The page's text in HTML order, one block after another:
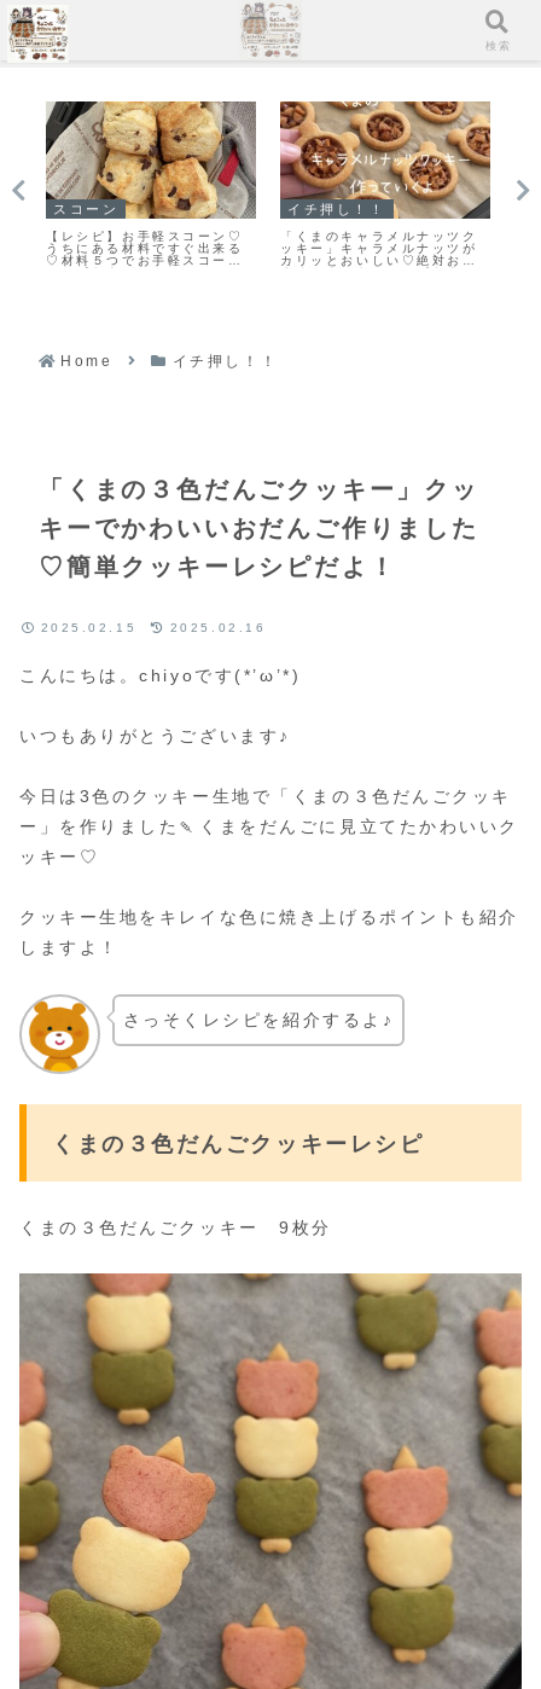
スコーン
「基本のスコーン」生クリー
ムを使ったさっくりふわっと
なスコーンレシピだよ！
スコーン
【レシピ】リスドォルで作る
スコーン♡やってみたらめち
ゃくちゃ美味しい♡お手軽ス
コーンレシピだよ！
Home イチ押し！！
「くまの３色だんごクッキー」クッ
キーでかわいいおだんご作りました
♡簡単クッキーレシピだよ！
2025.02.15 2025.02.16
こんにちは。chiyoです(*’ω’*)
いつもありがとうございます♪
今日は3色のクッキー生地で「くまの３色だんごクッキ
ー」を作りました🍡くまをだんごに見立てたかわいいク
ッキー♡
クッキー生地をキレイな色に焼き上げるポイントも紹介
しますよ！
さっそくレシピを紹介するよ♪
くまの３色だんごクッキー レシピ
くまの３色だんごクッキー 9枚分
メニュー 検索